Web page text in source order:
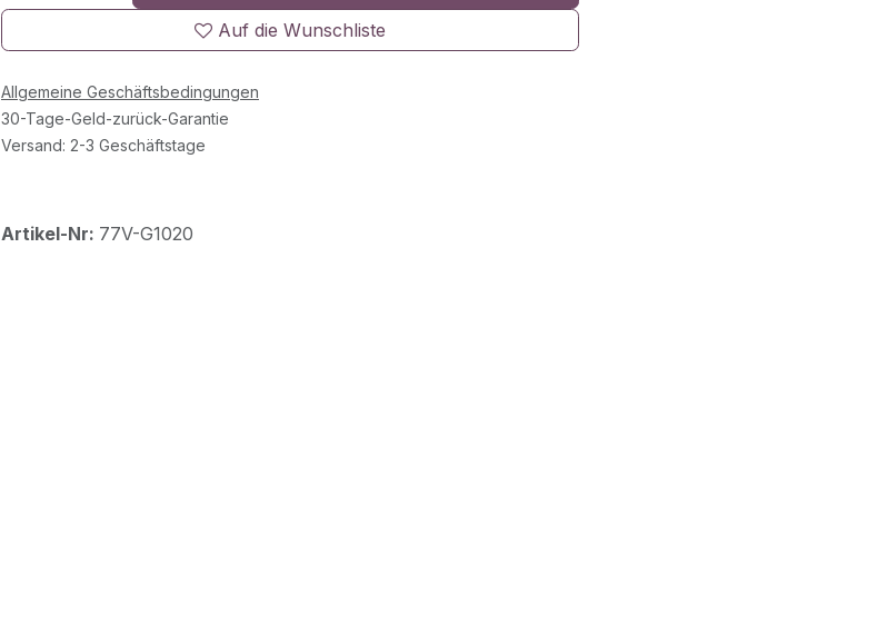
Auf die Wunschliste
Allgemeine Geschäftsbedingungen
30-Tage-Geld-zurück-Garantie
Versand: 2-3 Geschäftstage
Artikel-Nr: 77V-G1020